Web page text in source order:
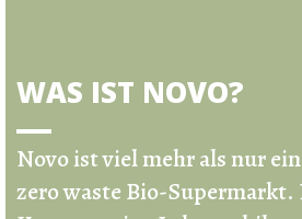
WAS IST NOVO?
Novo ist viel mehr als nur ein
zero waste Bio-Supermarkt.